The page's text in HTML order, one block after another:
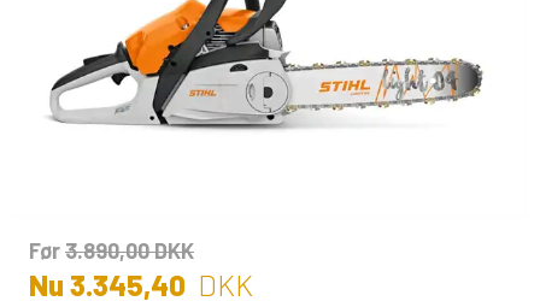
Før3.890,00DKK
Nu 3.345,40 DKK